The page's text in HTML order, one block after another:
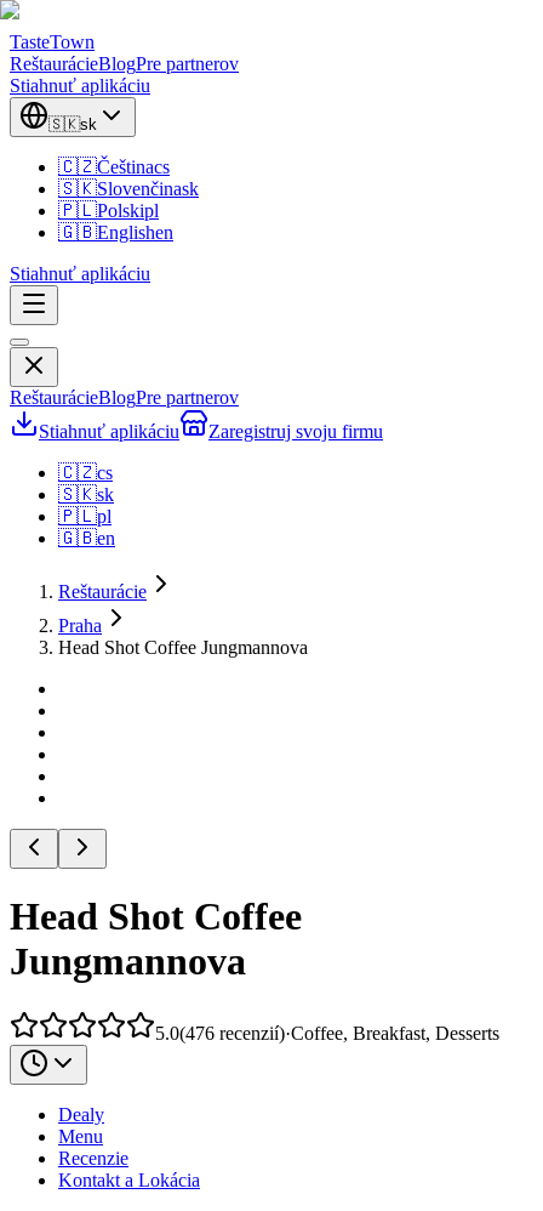
TasteTown
ReštaurácieBlogPre partnerov
Stiahnuť aplikáciu
🇸🇰sk
🇨🇿Češtinacs
🇸🇰Slovenčinask
🇵🇱Polskipl
🇬🇧Englishen
Stiahnuť aplikáciu
ReštaurácieBlogPre partnerov
Stiahnuť aplikáciu
Zaregistruj svoju firmu
🇨🇿cs
🇸🇰sk
🇵🇱pl
🇬🇧en
Reštaurácie
Praha
Head Shot Coffee Jungmannova
Head Shot Coffee
Jungmannova
5.0(476 recenzií)·Coffee, Breakfast, Desserts
Dealy
Menu
Recenzie
Kontakt a Lokácia